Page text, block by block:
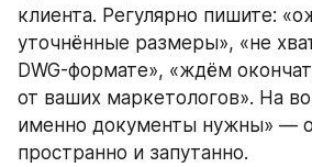
клиента. Регулярно пишите:
уточнённые размеры», «не
DWG-формате», «ждём
от ваших маркетологов». На
именно документы нужны» —
пространно и запутанно.